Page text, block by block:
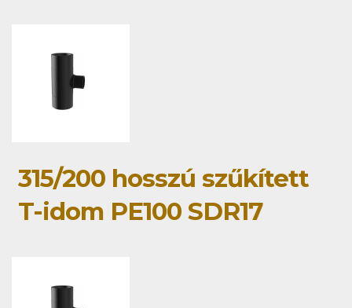
315/200 hosszú szűkített
T-idom PE100 SDR17